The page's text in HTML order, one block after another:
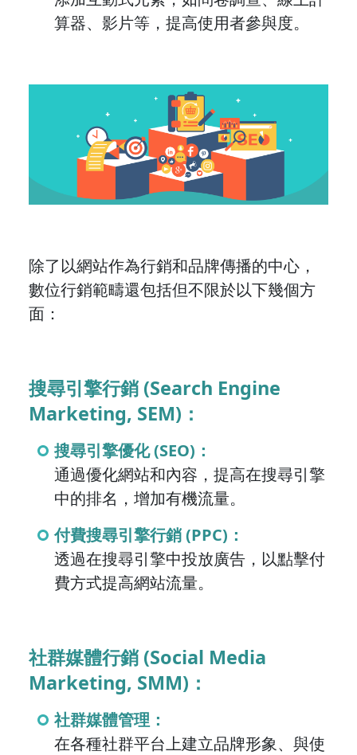
算器、影片等，提高使用者參與度。
除了以網站作為行銷和品牌傳播的中心，
數位行銷範疇還包括但不限於以下幾個方
面：
搜尋引擎行銷 (Search Engine
Marketing, SEM)：
搜尋引擎優化 (SEO)：
通過優化網站和內容，提高在搜尋引擎
中的排名，增加有機流量。
付費搜尋引擎行銷 (PPC)：
透過在搜尋引擎中投放廣告，以點擊付
費方式提高網站流量。
社群媒體行銷 (Social Media
Marketing, SMM)：
社群媒體管理：
在各種社群平台上建立品牌形象、與使